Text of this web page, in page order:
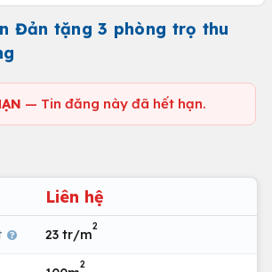
Đản tặng 3 phòng trọ thu
— Tin đăng này đã hết hạn.
Liên hệ
23 tr/m
2
2